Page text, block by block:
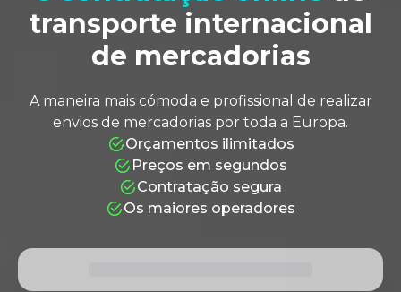
JÁ QUASE ESTÁ!
Clica para cotizar na mesma
transporte internacional
de mercadorias
A maneira mais cómoda e profissional de realizar
envios de mercadorias por toda a Europa.
Orçamentos ilimitados
Preços em segundos
Contratação segura
Os maiores operadores